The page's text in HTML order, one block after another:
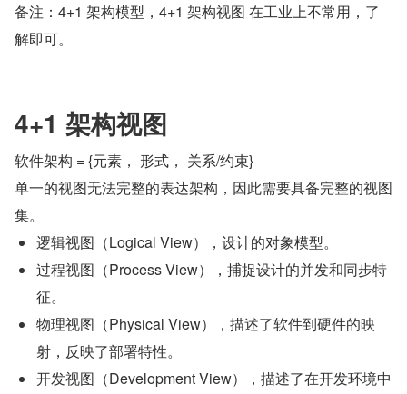
备注：4+1 架构模型，4+1 架构视图 在工业上不常用，了
解即可。
4+1 架构视图
软件架构 = {元素， 形式， 关系/约束}
单一的视图无法完整的表达架构，因此需要具备完整的视图
集。
逻辑视图（Logical View），设计的对象模型。
过程视图（Process View），捕捉设计的并发和同步特
征。
物理视图（Physical View），描述了软件到硬件的映
射，反映了部署特性。
开发视图（Development View），描述了在开发环境中